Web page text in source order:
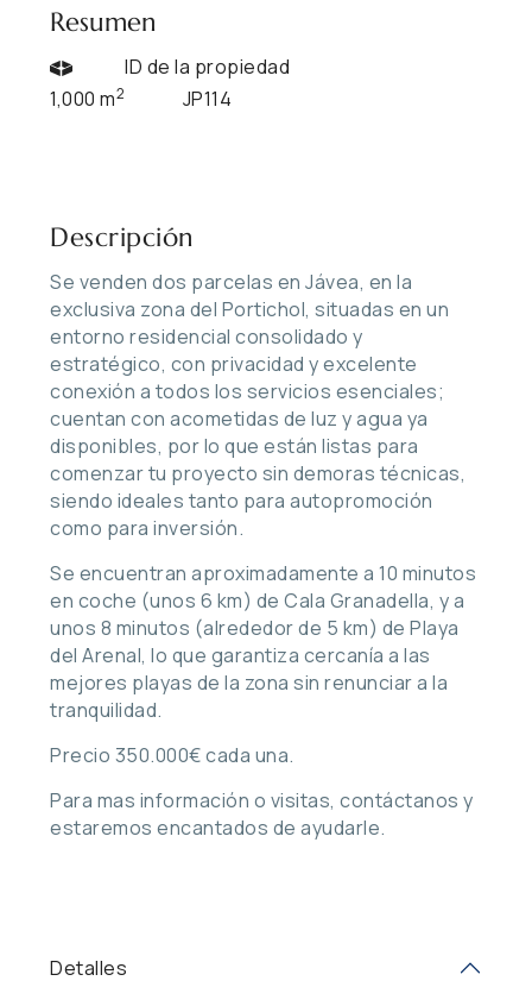
Resumen
1,000 m2
ID de la propiedad
JP114
Descripción
Se venden dos parcelas en Jávea, en la
exclusiva zona del Portichol, situadas en un
entorno residencial consolidado y
estratégico, con privacidad y excelente
conexión a todos los servicios esenciales;
cuentan con acometidas de luz y agua ya
disponibles, por lo que están listas para
comenzar tu proyecto sin demoras técnicas,
siendo ideales tanto para autopromoción
como para inversión.
Se encuentran aproximadamente a 10 minutos
en coche (unos 6 km) de Cala Granadella, y a
unos 8 minutos (alrededor de 5 km) de Playa
del Arenal, lo que garantiza cercanía a las
mejores playas de la zona sin renunciar a la
tranquilidad.
Precio 350.000€ cada una.
Para mas información o visitas, contáctanos y
estaremos encantados de ayudarle.
Detalles